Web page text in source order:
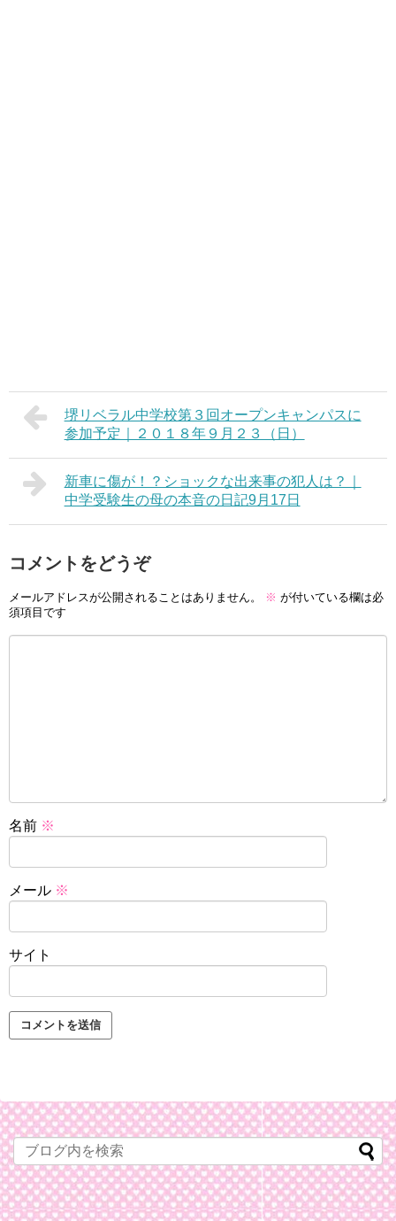
堺リベラル中学校第３回オープンキャンパスに
参加予定｜２０１８年９月２３（日）
新車に傷が！？ショックな出来事の犯人は？｜
中学受験生の母の本音の日記9月17日
コメントをどうぞ
メールアドレスが公開されることはありません。 ※ が付いている欄は必
須項目です
名前 ※
メール ※
サイト